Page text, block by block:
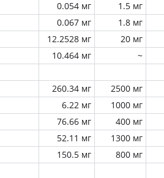
0.054 мг 1.5 мг
0.067 мг 1.8 мг
12.2528 мг 20 мг
10.464 мг ~
260.34 мг 2500 мг
6.22 мг 1000 мг
76.66 мг 400 мг
52.11 мг 1300 мг
150.5 мг 800 мг